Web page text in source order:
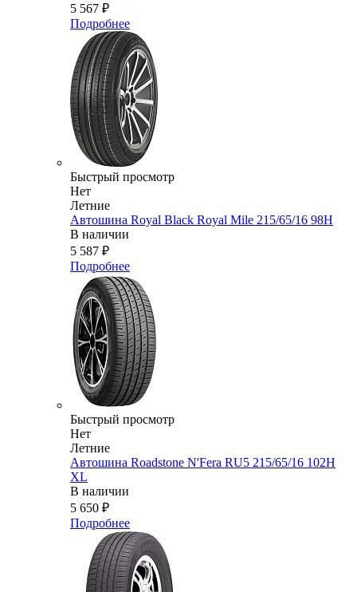
5 567 ₽
Подробнее
Быстрый просмотр
Нет
Летние
Автошина Royal Black Royal Mile 215/65/16 98H
В наличии
5 587 ₽
Подробнее
Быстрый просмотр
Нет
Летние
Автошина Roadstone N'Fera RU5 215/65/16 102H
XL
В наличии
5 650 ₽
Подробнее